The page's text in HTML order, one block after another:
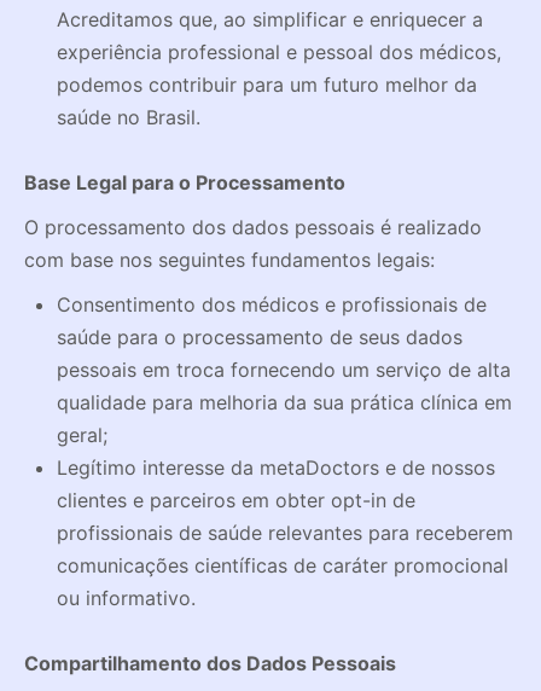
Acreditamos que, ao simplificar e enriquecer a
experiência professional e pessoal dos médicos,
podemos contribuir para um futuro melhor da
saúde no Brasil.
Base Legal para o Processamento
O processamento dos dados pessoais é realizado
com base nos seguintes fundamentos legais:
Consentimento dos médicos e profissionais de
saúde para o processamento de seus dados
pessoais em troca fornecendo um serviço de alta
qualidade para melhoria da sua prática clínica em
geral;
Legítimo interesse da metaDoctors e de nossos
clientes e parceiros em obter opt-in de
profissionais de saúde relevantes para receberem
comunicações científicas de caráter promocional
ou informativo.
Compartilhamento dos Dados Pessoais